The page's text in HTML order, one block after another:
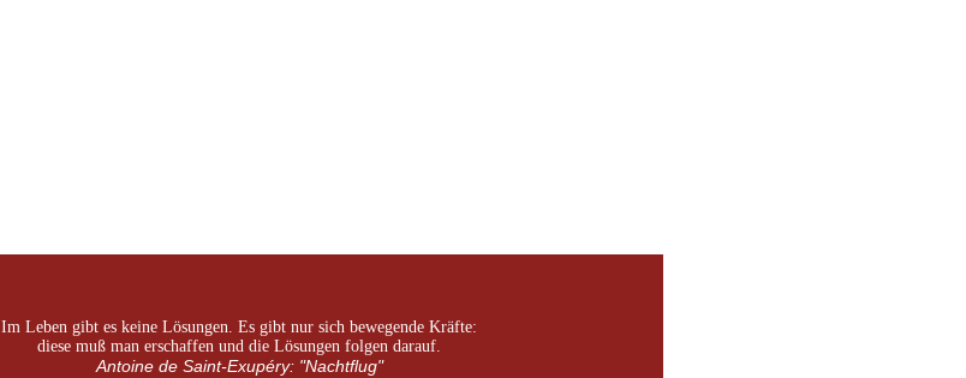
Im Leben gibt es keine Lösungen. Es gibt nur sich bewegende Kräfte:
diese muß man erschaffen und die Lösungen folgen darauf.
Antoine de Saint-Exupéry: "Nachtflug"